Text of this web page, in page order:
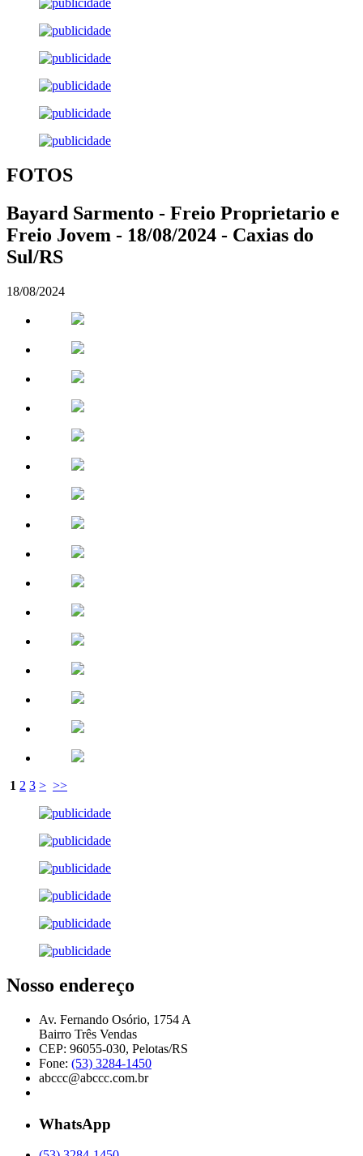
FOTOS
Bayard Sarmento - Freio Proprietario e
Freio Jovem - 18/08/2024 - Caxias do
Sul/RS
18/08/2024
1 2 3 > >>
Nosso endereço
Av. Fernando Osório, 1754 A
Bairro Três Vendas
CEP: 96055-030, Pelotas/RS
Fone: (53) 3284-1450
abccc@abccc.com.br
WhatsApp